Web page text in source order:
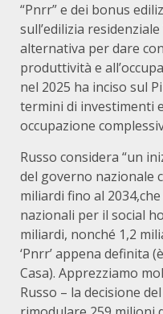
“Pnrr” e dei bonus
sull’edilizia
alternativa per dare
produttività e
nel 2025 ha inciso sul
termini di investimenti
occupazione
Russo considera “un
del governo nazionale
miliardi fino al
nazionali per il social
miliardi, nonché 1,2
‘Pnrr’ appena definita
Casa). Apprezziamo
Russo – la decisione